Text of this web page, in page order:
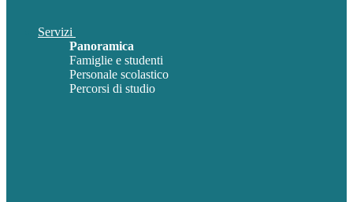
Servizi
Panoramica
Famiglie e studenti
Personale scolastico
Percorsi di studio